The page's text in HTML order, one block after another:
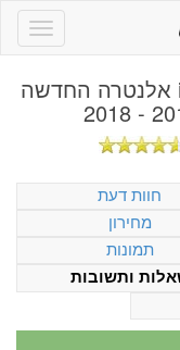
יונדאי i35 אלנטרה החדשה
2011
חוות דעת
מחירון
תמונות
ותשובות